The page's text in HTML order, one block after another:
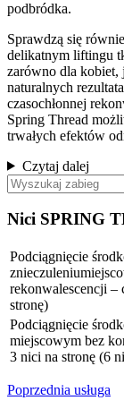
podbródka.
Sprawdzą się
delikatnym liftingu
zarówno dla kobiet,
naturalnych
czasochłonnej
Spring Thread
trwałych efektów
Czytaj dalej
Nici SPRING
Podciągnięcie
rekonwalescencji –
stronę)
Podciągnięcie
miejscowym bez
3 nici na stronę (6
Poprzednia usługa